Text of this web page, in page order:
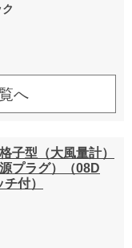
へ
子型（大風量計）
プラグ）（08D
付）